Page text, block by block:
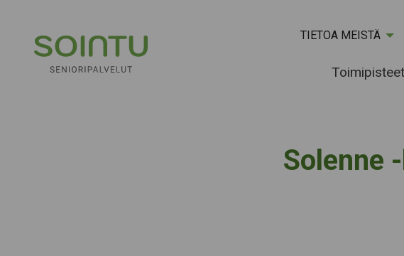
TIETOA MEISTÄ
Toimipisteet
Solenne